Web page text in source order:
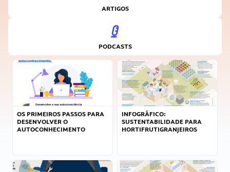
ARTIGOS
PODCASTS
OS PRIMEIROS PASSOS PARA
DESENVOLVER O
AUTOCONHECIMENTO
INFOGRÁFICO:
SUSTENTABILIDADE PARA
HORTIFRUTIGRANJEIROS